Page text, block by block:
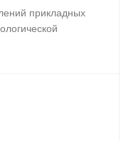
прикладных